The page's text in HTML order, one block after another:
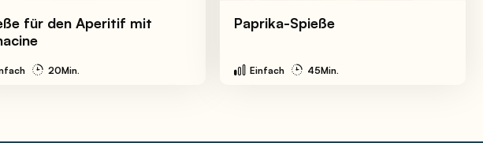
für den Aperitif mit
20Min.
Paprika-Spieße
Einfach 45Min.